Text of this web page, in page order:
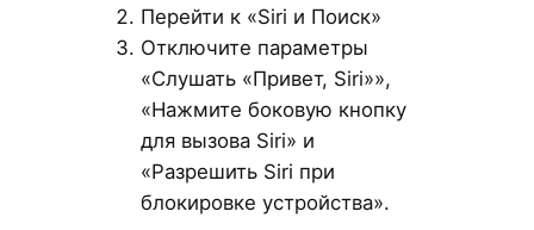
Перейти к «Siri и Поиск»
Отключите параметры
«Слушать «Привет, Siri»»,
«Нажмите боковую кнопку
для вызова Siri» и
«Разрешить Siri при
блокировке устройства».